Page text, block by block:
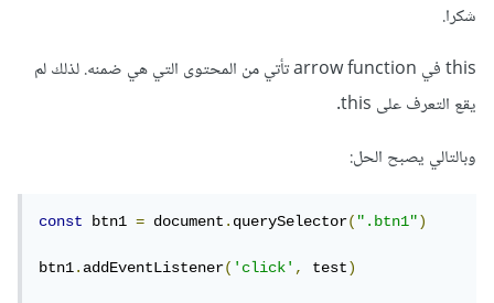
هذه الخاصية هذا مثال يوضح ذلك:
}
شكرا.
this في arrow function تأتي من المحتوى التي هي ضمنه. لذلك لم
يقع التعرف على this.
وبالتالي يصبح الحل:
const btn1 = document.querySelector(".btn1")
btn1.addEventListener('click', test)